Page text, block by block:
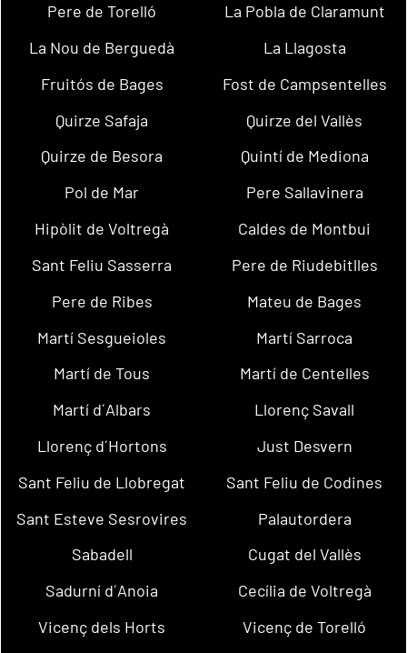
Pere de Torelló
La Pobla de Claramunt
La Nou de Berguedà
La Llagosta
Fruitós de Bages
Fost de Campsentelles
Quirze Safaja
Quirze del Vallès
Quirze de Besora
Quintí de Mediona
Pol de Mar
Pere Sallavinera
Hipòlit de Voltregà
Caldes de Montbui
Sant Feliu Sasserra
Pere de Riudebitlles
Pere de Ribes
Mateu de Bages
Martí Sesgueioles
Martí Sarroca
Martí de Tous
Martí de Centelles
Martí d´Albars
Llorenç Savall
Llorenç d´Hortons
Just Desvern
Sant Feliu de Llobregat
Sant Feliu de Codines
Sant Esteve Sesrovires
Palautordera
Sabadell
Cugat del Vallès
Sadurní d´Anoia
Cecília de Voltregà
Vicenç dels Horts
Vicenç de Torelló